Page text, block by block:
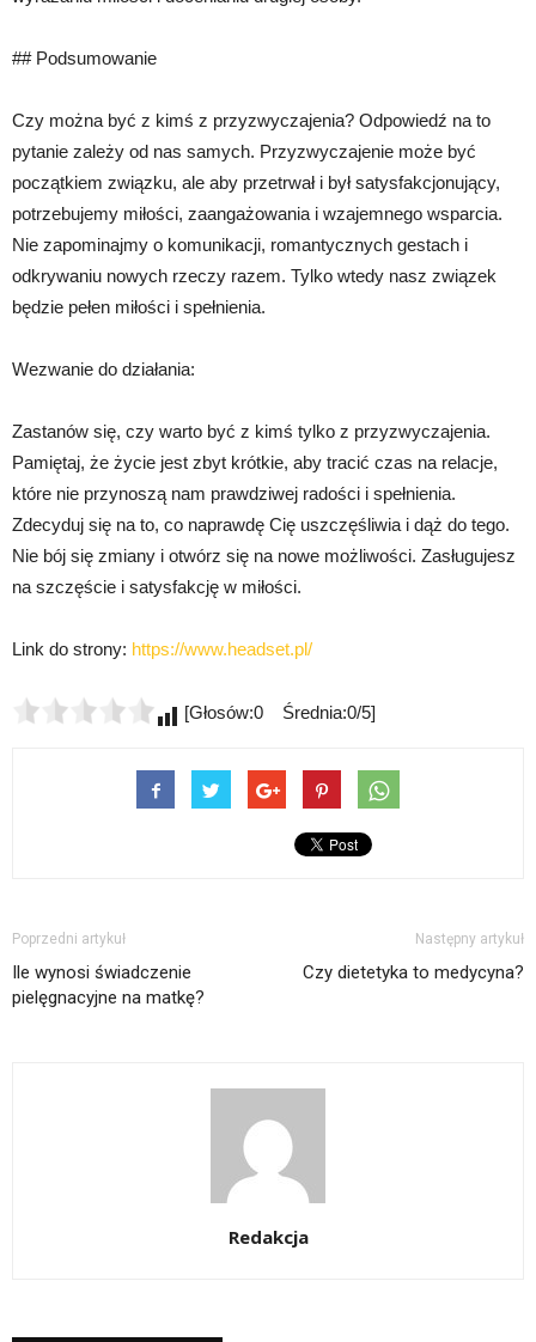
## Podsumowanie
Czy można być z kimś z przyzwyczajenia? Odpowiedź na to
pytanie zależy od nas samych. Przyzwyczajenie może być
początkiem związku, ale aby przetrwał i był satysfakcjonujący,
potrzebujemy miłości, zaangażowania i wzajemnego wsparcia.
Nie zapominajmy o komunikacji, romantycznych gestach i
odkrywaniu nowych rzeczy razem. Tylko wtedy nasz związek
będzie pełen miłości i spełnienia.
Wezwanie do działania:
Zastanów się, czy warto być z kimś tylko z przyzwyczajenia.
Pamiętaj, że życie jest zbyt krótkie, aby tracić czas na relacje,
które nie przynoszą nam prawdziwej radości i spełnienia.
Zdecyduj się na to, co naprawdę Cię uszczęśliwia i dąż do tego.
Nie bój się zmiany i otwórz się na nowe możliwości. Zasługujesz
na szczęście i satysfakcję w miłości.
Link do strony: https://www.headset.pl/
[Głosów:0 Średnia:0/5]
Poprzedni artykuł
Ile wynosi świadczenie
pielęgnacyjne na matkę?
Następny artykuł
Czy dietetyka to medycyna?
Redakcja